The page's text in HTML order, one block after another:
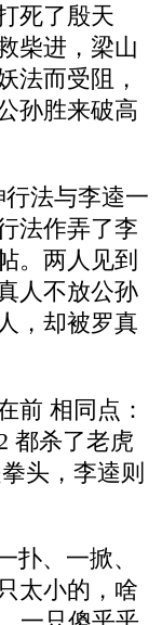
死了殷天
柴进，梁山
法而受阻，
孙胜来破高
法与李逵一
法作弄了李
。两人见到
人不放公孙
，却被罗真
前 相同点：
都杀了老虎
头，李逵则
扑、一掀、
太小的，啥